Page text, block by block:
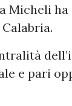
Micheli
e pari